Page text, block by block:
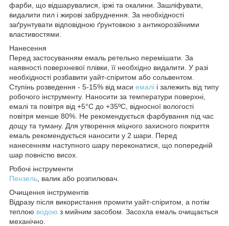
фарби, що відшарувалися, іржі та окалини. Зашліфувати,
видалити пил і жирові забруднення. За необхідності
заґрунтувати відповідною ґрунтовкою з антикорозійними
властивостями.
Нанесення
Перед застосуванням емаль ретельно перемішати. За
наявності поверхневої плівки, її необхідно видалити. У разі
необхідності розбавити уайт-спіритом або сольвентом.
Ступінь розведення - 5-15% від маси емалі і залежить від типу
робочого інструменту. Наносити за температури поверхні,
емалі та повітря від +5°C до +35ºС, відносної вологості
повітря менше 80%. Не рекомендується фарбування під час
дощу та туману. Для утворення міцного захисного покриття
емаль рекомендується наносити у 2 шари. Перед
нанесенням наступного шару переконатися, що попередній
шар повністю висох.
Робочі інструменти
Пензель , валик або розпилювач.
Очищення інструментів
Відразу після використання промити уайт-спіритом, а потім
теплою водою з мийним засобом. Засохла емаль очищається
механічно.